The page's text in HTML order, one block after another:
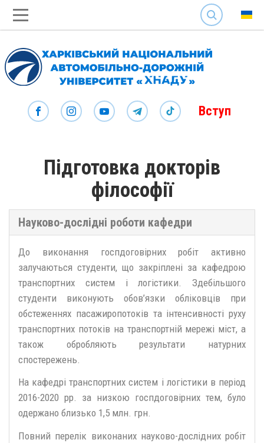
SEARCH
Вступ
Підготовка докторів
філософії
Науково-дослідні роботи кафедри
До виконання госпдоговірних робіт активно
залучаються студенти, що закріплені за кафедрою
транспортних систем і логістики. Здебільшого
студенти виконують обов’язки обліковців при
обстеженнях пасажиропотоків та інтенсивності руху
транспортних потоків на транспортній мережі міст, а
також обробляють результати натурних
спостережень.
На кафедрі транспортних систем і логістики в період
2016-2020 рр. за низкою госпдоговірних тем, було
одержано близько 1,5 млн. грн.
Повний перелік виконаних науково-дослідних робіт